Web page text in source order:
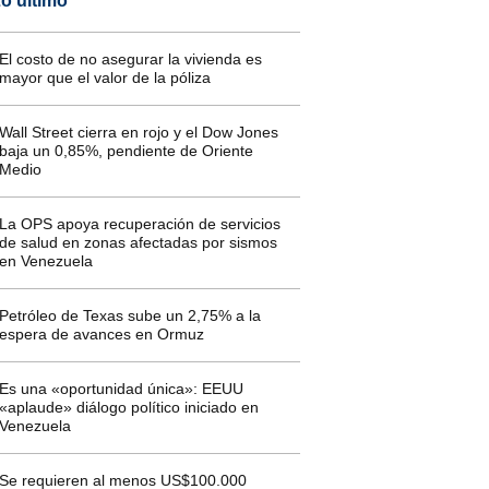
costo de no asegurar la vivienda es
que el valor de la póliza
Street cierra en rojo y el Dow Jones
un 0,85%, pendiente de Oriente
OPS apoya recuperación de servicios
salud en zonas afectadas por sismos
Venezuela
de Texas sube un 2,75% a la
de avances en Ormuz
una «oportunidad única»: EEUU
diálogo político iniciado en
requieren al menos US$100.000